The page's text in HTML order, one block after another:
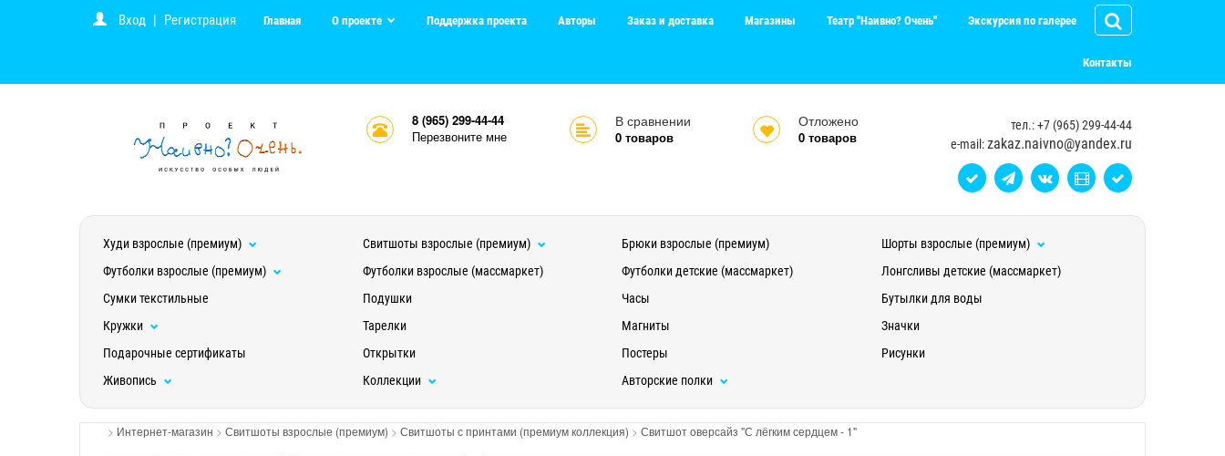
Вход | Регистрация Главная О проекте Поддержка проекта Авторы Заказ и доставка Магазины Театр "Наивно? Очень" Экскурсия по галерее
Контакты
8 (965) 299-44-44
Перезвоните мне
В сравнении
0товаров
Отложено
0 товаров
тел.: +7 (965) 299-44-44
e-mail:zakaz.naivno@yandex.ru
Худи взрослые (премиум) Свитшоты взрослые (премиум) Брюки взрослые (премиум)
Шорты взрослые (премиум)
Футболки взрослые (премиум)
Футболки взрослые (массмаркет) Футболки детские (массмаркет)
Лонгсливы детские (массмаркет)
Сумки текстильные
Подушки Часы
Бутылки для воды
Кружки
Тарелки Магниты
Значки
Подарочные сертификаты
Открытки Постеры
Рисунки
Живопись
Коллекции Авторские полки
> Интернет-магазин > Свитшоты взрослые (премиум) > Свитшоты с принтами (премиум коллекция) > Свитшот оверсайз "С лёгким сердцем - 1"